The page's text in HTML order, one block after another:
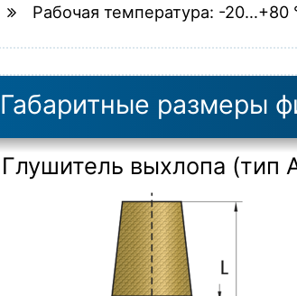
Рабочая температура: -20…+80
Габаритные размеры
Глушитель выхлопа (тип